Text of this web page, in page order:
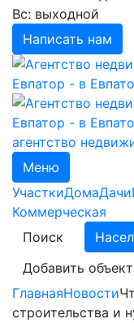
Вс: выходной
Написать нам
агентство
Меню
УчасткиДомаДачи
Коммерческая
Поиск
Добавить объект
ГлавнаяНовости
строительства и